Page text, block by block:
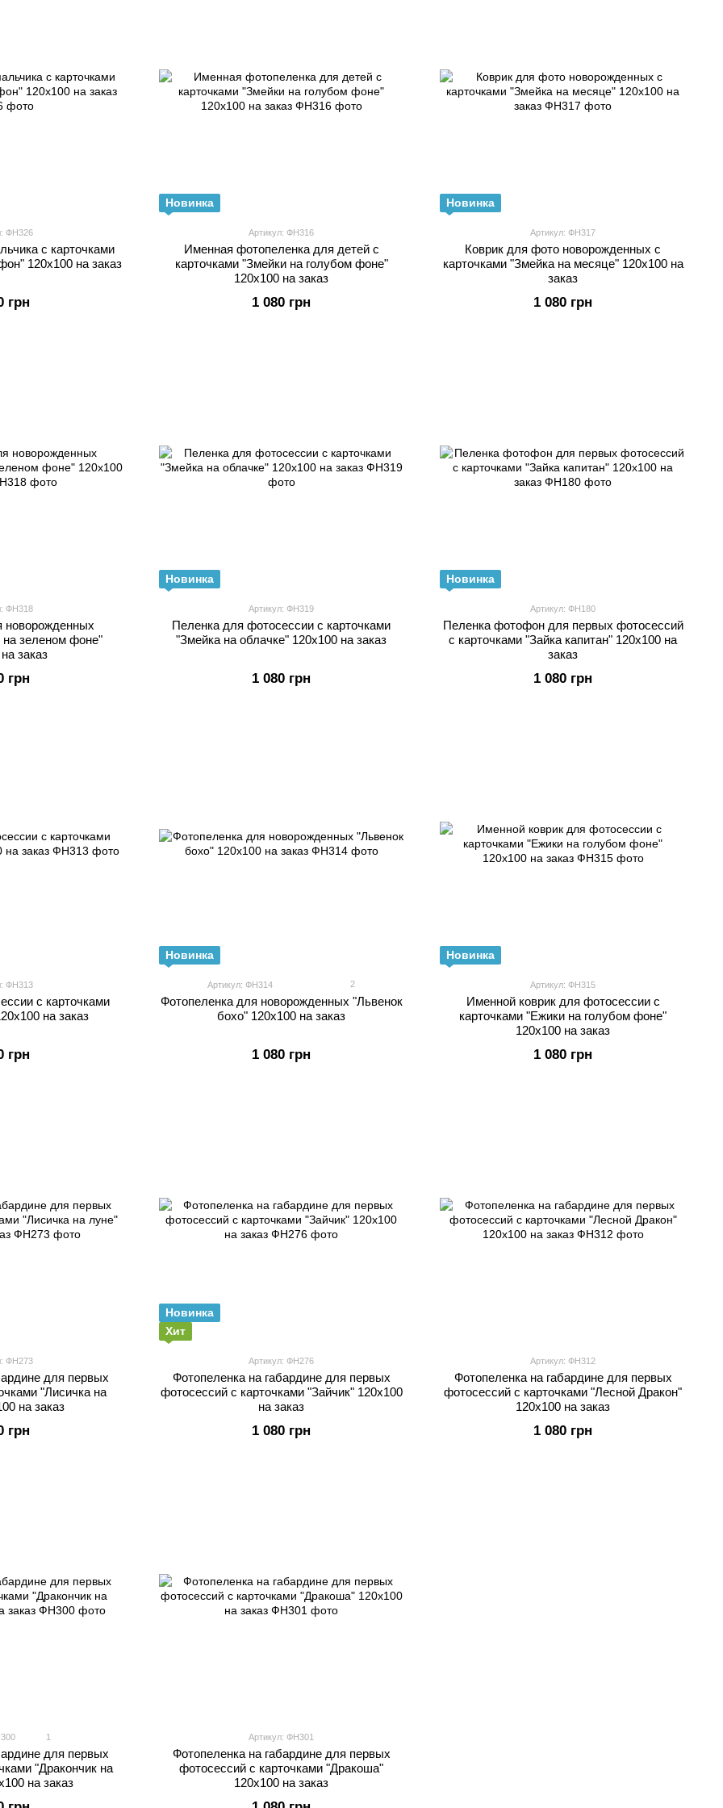
ФН326
с карточками
120х100 на заказ
грн
Новинка
Артикул: ФН316
Именная фотопеленка для детей с
карточками "Змейки на голубом фоне"
120х100 на заказ
1 080 грн
Новинка
Артикул: ФН317
Коврик для фото новорожденных с
карточками "Змейка на месяце" 120х100 на
заказ
1 080 грн
ФН318
новорожденных
зеленом фоне"
заказ
грн
Новинка
Артикул: ФН319
Пеленка для фотосессии с карточками
"Змейка на облачке" 120х100 на заказ
1 080 грн
Новинка
Артикул: ФН180
Пеленка фотофон для первых фотосессий
с карточками "Зайка капитан" 120х100 на
заказ
1 080 грн
ФН313
с карточками
на заказ
грн
Новинка
Артикул: ФН314 2
Фотопеленка для новорожденных "Львенок
бохо" 120х100 на заказ
1 080 грн
Новинка
Артикул: ФН315
Именной коврик для фотосессии с
карточками "Ежики на голубом фоне"
120х100 на заказ
1 080 грн
ФН273
для первых
"Лисичка на
на заказ
грн
Новинка
Хит
Артикул: ФН276
Фотопеленка на габардине для первых
фотосессий с карточками "Зайчик" 120х100
на заказ
1 080 грн
Артикул: ФН312
Фотопеленка на габардине для первых
фотосессий с карточками "Лесной Дракон"
120х100 на заказ
1 080 грн
1
для первых
"Дракончик на
на заказ
Артикул: ФН301
Фотопеленка на габардине для первых
фотосессий с карточками "Дракоша"
120х100 на заказ